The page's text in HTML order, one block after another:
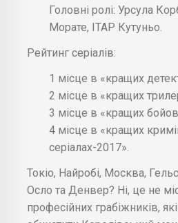
Головні ролі: Урсула
Морате, ІТАР Кутуньо.
Рейтинг серіалів:
1 місце в «кращих
2 місце в «кращих
3 місце в «кращих
4 місце в «кращих
серіалах-2017».
Токіо, Найробі, Москва,
Осло та Денвер? Ні, це не
професійних грабіжників,